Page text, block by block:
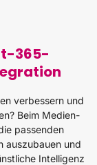
365-
verbessern und
Beim Medien-
passenden
auszubauen und
Intelligenz